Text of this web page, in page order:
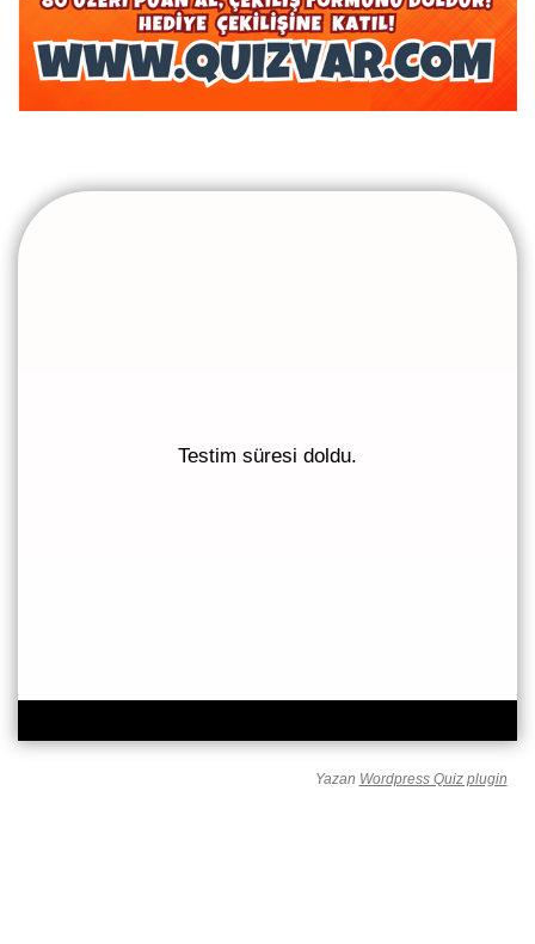
Testim süresi doldu.
Yazan Wordpress Quiz plugin